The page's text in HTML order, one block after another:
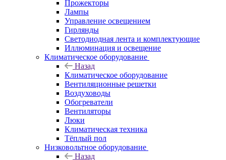
Прожекторы
Лампы
Управление освещением
Гирлянды
Светодиодная лента и комплектующие
Иллюминация и освещение
Климатическое оборудование
Назад
Климатическое оборудование
Вентиляционные решетки
Воздуховоды
Обогреватели
Вентиляторы
Люки
Климатическая техника
Тёплый пол
Низковольтное оборудование
Назад